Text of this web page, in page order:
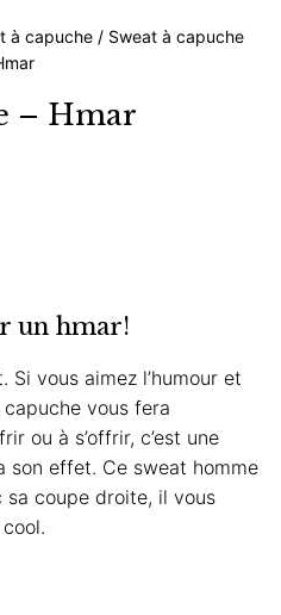
à capuche / Sweat à capuche
– Hmar
un hmar!
vous aimez l’humour et
vous fera
ou à s’offrir, c’est une
son effet. Ce sweat homme
coupe droite, il vous